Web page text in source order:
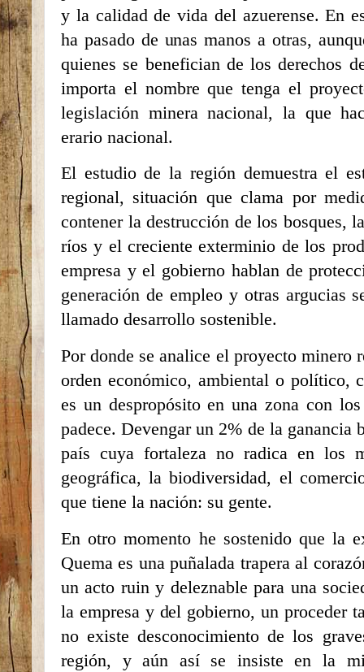
y la calidad de vida del azuerense. En
ha pasado de unas manos a otras,
quienes se benefician de los derechos
importa el nombre que tenga el
legislación minera nacional, la que
erario nacional.
El estudio de la región demuestra el
regional, situación que clama por
contener la destrucción de los bosques,
ríos y el creciente exterminio de los
empresa y el gobierno hablan de
generación de empleo y otras argucias
llamado desarrollo sostenible.
Por donde se analice el proyecto minero
orden económico, ambiental o político,
es un despropósito en una zona con
padece. Devengar un 2% de la ganancia
país cuya fortaleza no radica en los
geográfica, la biodiversidad, el
que tiene la nación: su gente.
En otro momento he sostenido que la
Quema es una puñalada trapera al
un acto ruin y deleznable para una
la empresa y del gobierno, un proceder
no existe desconocimiento de los
región, y aún así se insiste en la